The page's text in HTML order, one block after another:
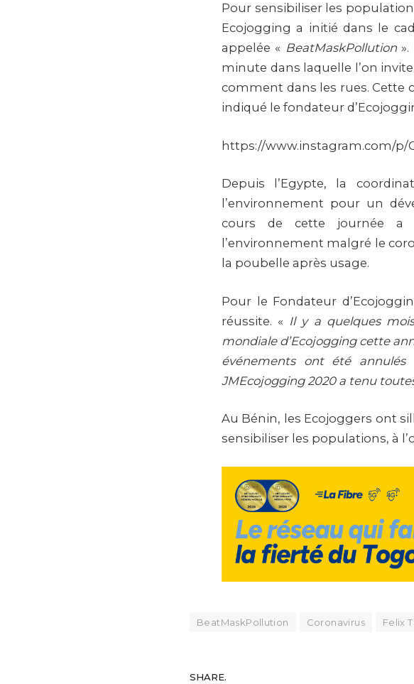
Pour sensibiliser les
Ecojogging a initié dans le
appelée « BeatMaskPollution».
minute dans laquelle l’on
comment dans les rues. Cette
indiqué le fondateur
https://www.instagram.com/p/
Depuis l’Egypte, la
l’environnement pour un
cours de cette journée a
l’environnement malgré le
la poubelle après usage.
Pour le Fondateur
réussite. « Il y a quelques
mondiale d’Ecojogging cette
événements ont été
JMEcojogging 2020 a tenu
Au Bénin, les Ecojoggers ont
sensibiliser les populations, à
BeatMaskPollution Coronavirus Felix
SHARE.